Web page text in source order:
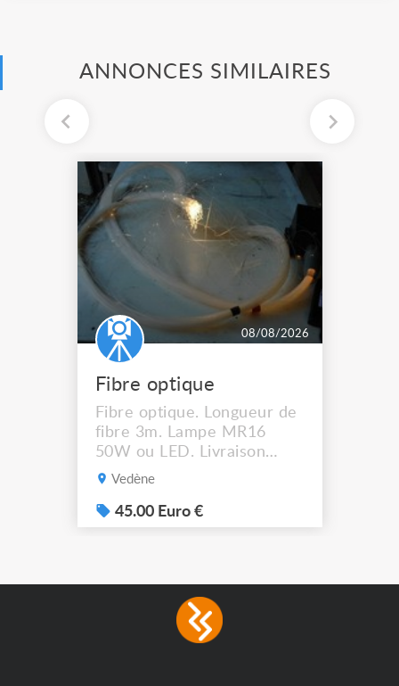
ANNONCES SIMILAIRES
08/08/2026
Fibre optique
Fibre optique. Longueur de
fibre 3m. Lampe MR16
50W ou LED. Livraison
possible.
Vedène
45.00 Euro €